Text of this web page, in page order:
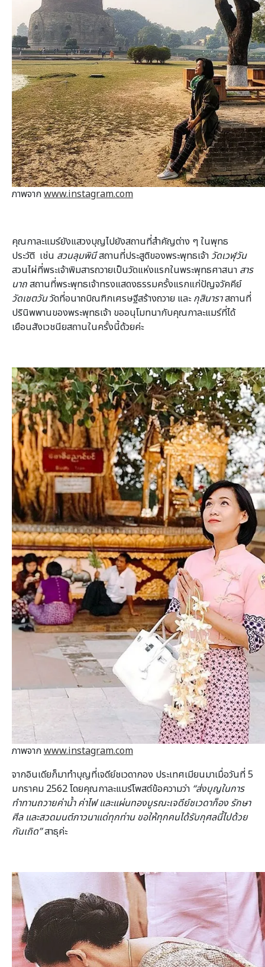
ภาพจากwww.instagram.com
คุณกาละแมร์ยังแสวงบุญไปยังสถานที่สำคัญต่าง ๆ ในพุทธ
ประวัติ เช่น สวนลุมพินีสถานที่ประสูติของพระพุทธเจ้า วัดเวฬุวัน
สวนไผ่ที่พระเจ้าพิมสารถวายเป็นวัดแห่งแรกในพระพุทธศาสนา สาร
นาถสถานที่พระพุทธเจ้าทรงแสดงธรรมครั้งแรกแก่ปัญจวัคคีย์
วัดเชตวันวัดที่อนาถบิณฑิกเศรษฐีสร้างถวาย และกุสินาราสถานที่
ปรินิพพานของพระพุทธเจ้า ขออนุโมทนากับคุณกาละแมร์ที่ได้
เยือนสังเวชนียสถานในครั้งนี้ด้วยค่ะ
ภาพจากwww.instagram.com
จากอินเดียก็มาทำบุญที่เจดีย์ชเวดากอง ประเทศเมียนมาเมื่อวันที่ 5
มกราคม 2562 โดยคุณกาละแมร์โพสต์ข้อความว่า “ส่งบุญในการ
ทำทานถวายค่าน้ำ ค่าไฟ และแผ่นทองบูรณะเจดีย์ชเวดาก็อง รักษา
ศีล และสวดมนต์ภาวนาแด่ทุกท่าน ขอให้ทุกคนได้รับกุศลนี้ไปด้วย
กันเถิด”สาธุค่ะ